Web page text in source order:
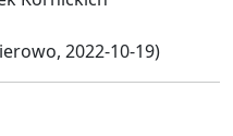
2022-10-19)